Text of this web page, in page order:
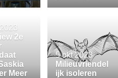
2e
Meer
Milieuvriendel
ijk isoleren
5 okt 2023